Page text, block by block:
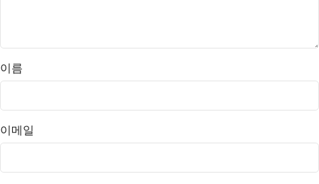
이름
이메일